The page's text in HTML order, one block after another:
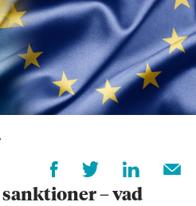
sanktioner – vad